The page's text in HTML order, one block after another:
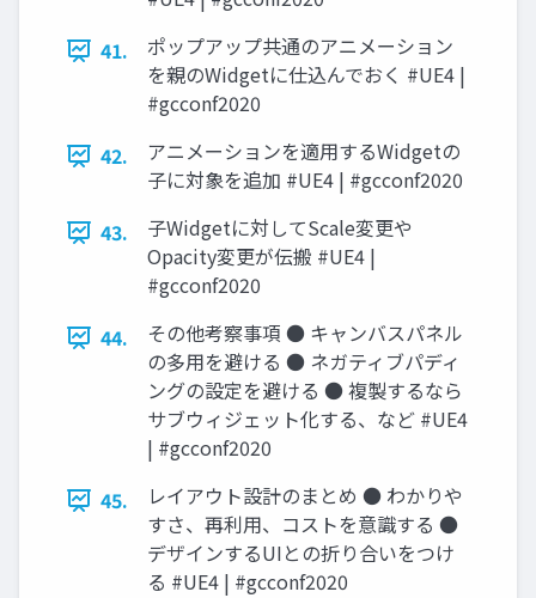
41.
ポップアップ共通のアニメーション
を親のWidgetに仕込んでおく #UE4 |
#gcconf2020
42.
アニメーションを適用するWidgetの
子に対象を追加 #UE4 | #gcconf2020
43.
子Widgetに対してScale変更や
Opacity変更が伝搬 #UE4 |
#gcconf2020
44.
その他考察事項 ● キャンバスパネル
の多用を避ける ● ネガティブパディ
ングの設定を避ける ● 複製するなら
サブウィジェット化する、など #UE4
| #gcconf2020
45.
レイアウト設計のまとめ ● わかりや
すさ、再利用、コストを意識する ●
デザインするUIとの折り合いをつけ
る #UE4 | #gcconf2020